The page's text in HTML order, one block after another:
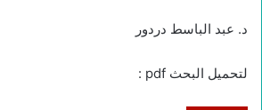
د. عبد الباسط دردور
لتحميل البحث pdf :